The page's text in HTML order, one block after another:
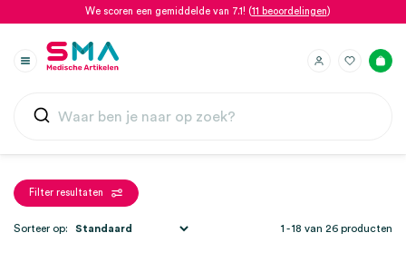
We scoren een gemiddelde van 7.1! (11 beoordelingen)
Filter resultaten
1 - 18 van 26 producten
Sorteer op: